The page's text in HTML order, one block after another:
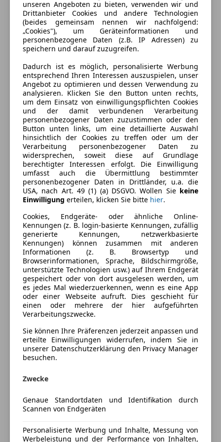
Energieverbrauch
Kraftstoff
Elektro
CO₂-Emissionen
0 g/km (komb.)
Ausstattung
Komfort
360° Kamera
Einparkhilfe
Einparkhilfe Rückfahrkamera
Einparkhilfe selbstlenkendes System
Einparkhilfe Sensoren hinten
Einparkhilfe Sensoren vorne
Elektrische Heckklappe
Elektrische Sitze
Getönte Scheiben
Klimaanlage
Klimaautomatik
Lederlenkrad
Multifunktionslenkrad
Schlüssellose Zentralverriegelung
Standheizung
Mehr anzeigen
Farbe und Innenausstattung
Außenfarbe
Schwarz
Lackierung
Andere
Preisbewertung
Mehr anzeigen
Versicherung
Kfz-Versicherung
Versicherungsschutz an Ihre Bedürfnisse
Freischaden-Gutschein ab Stufe 0
unseren Angeboten zu bieten, verwenden wir und
Drittanbieter Cookies und andere Technologien
(beides gemeinsam nennen wir nachfolgend:
„Cookies"), um Geräteinformationen und
personenbezogene Daten (z.B. IP Adressen) zu
speichern und darauf zuzugreifen.
Dadurch ist es möglich, personalisierte Werbung
entsprechend Ihren Interessen auszuspielen, unser
Angebot zu optimieren und dessen Verwendung zu
analysieren. Klicken Sie den Button unten rechts,
um dem Einsatz von einwilligungspflichten Cookies
und der damit verbundenen Verarbeitung
personenbezogener Daten zuzustimmen oder den
Button unten links, um eine detaillierte Auswahl
hinsichtlich der Cookies zu treffen oder um der
Verarbeitung personenbezogener Daten zu
widersprechen, soweit diese auf Grundlage
berechtigter Interessen erfolgt. Die Einwilligung
umfasst auch die Übermittlung bestimmter
personenbezogener Daten in Drittländer, u.a. die
USA, nach Art. 49 (1) (a) DSGVO. Wollen Sie keine
Einwilligung erteilen, klicken Sie bitte hier.
Cookies, Endgeräte- oder ähnliche Online-
Kennungen (z. B. login-basierte Kennungen, zufällig
generierte Kennungen, netzwerkbasierte
Kennungen) können zusammen mit anderen
Informationen (z. B. Browsertyp und
Browserinformationen, Sprache, Bildschirmgröße,
unterstützte Technologien usw.) auf Ihrem Endgerät
gespeichert oder von dort ausgelesen werden, um
es jedes Mal wiederzuerkennen, wenn es eine App
oder einer Webseite aufruft. Dies geschieht für
einen oder mehrere der hier aufgeführten
Verarbeitungszwecke.
Sie können Ihre Präferenzen jederzeit anpassen und
erteilte Einwilligungen widerrufen, indem Sie in
unserer Datenschutzerklärung den Privacy Manager
besuchen.
Zwecke
Genaue Standortdaten und Identifikation durch
Scannen von Endgeräten
Personalisierte Werbung und Inhalte, Messung von
Werbeleistung und der Performance von Inhalten,